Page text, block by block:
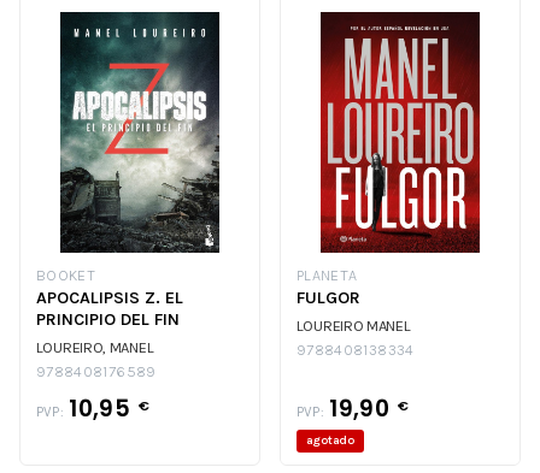
BOOKET
APOCALIPSIS Z. EL
PRINCIPIO DEL FIN
LOUREIRO, MANEL
9788408176589
PVP: 10,95 €
PLANETA
FULGOR
LOUREIRO MANEL
9788408138334
PVP: 19,90 €
agotado